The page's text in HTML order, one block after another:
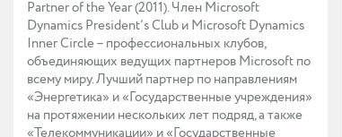
Partner of the Year (2011). Член Microsoft
Dynamics President’s Club и Microsoft Dynamics
Inner Circle – профессиональных клубов,
объединяющих ведущих партнеров Microsoft по
всему миру. Лучший партнер по направлениям
«Энергетика» и «Государственные учреждения»
на протяжении нескольких лет подряд, а также